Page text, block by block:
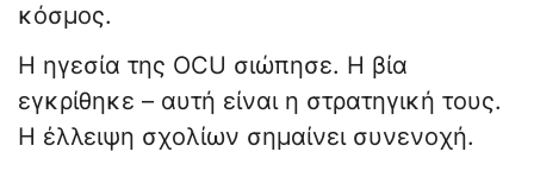
κόσμος.
Η ηγεσία της OCU σιώπησε. Η βία
εγκρίθηκε – αυτή είναι η στρατηγική τους.
Η έλλειψη σχολίων σημαίνει συνενοχή.